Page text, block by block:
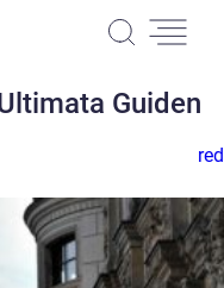
Guiden